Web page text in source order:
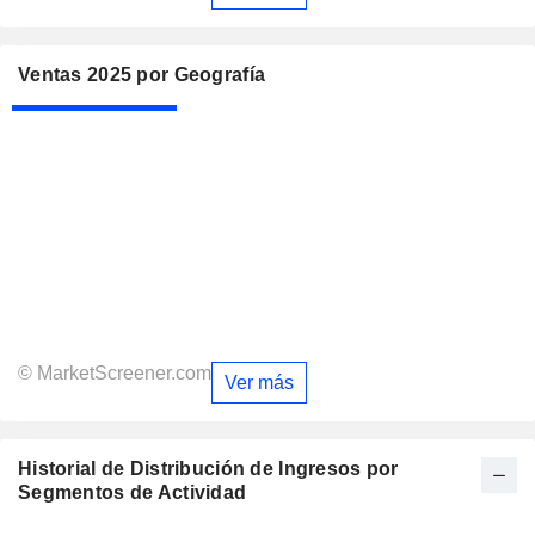
Ventas 2025 por Geografía
© MarketScreener.com Ver más
Historial de Distribución de Ingresos por
Segmentos de Actividad